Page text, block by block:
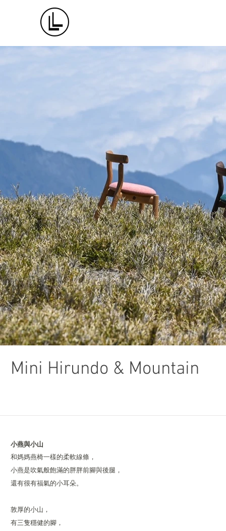
Mini Hirundo & Mountain
小燕與小山
和媽媽燕椅一樣的柔軟線條，
小燕是吹氣般飽滿的胖胖前腳與後腿，
還有很有福氣的小耳朵。
敦厚的小山，
有三隻穩健的腳，